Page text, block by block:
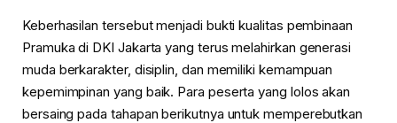
Keberhasilan tersebut menjadi bukti kualitas pembinaan
Pramuka di DKI Jakarta yang terus melahirkan generasi
muda berkarakter, disiplin, dan memiliki kemampuan
kepemimpinan yang baik. Para peserta yang lolos akan
bersaing pada tahapan berikutnya untuk memperebutkan